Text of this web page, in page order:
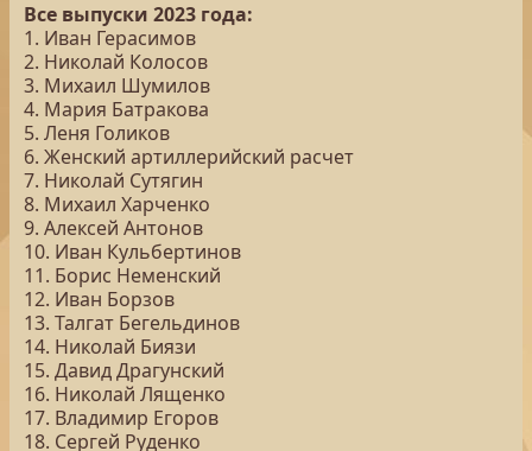
Все выпуски 2023 года:
1. Иван Герасимов
2. Николай Колосов
3. Михаил Шумилов
4. Мария Батракова
5. Леня Голиков
6. Женский артиллерийский расчет
7. Николай Сутягин
8. Михаил Харченко
9. Алексей Антонов
10. Иван Кульбертинов
11. Борис Неменский
12. Иван Борзов
13. Талгат Бегельдинов
14. Николай Биязи
15. Давид Драгунский
16. Николай Лященко
17. Владимир Егоров
18. Сергей Руденко